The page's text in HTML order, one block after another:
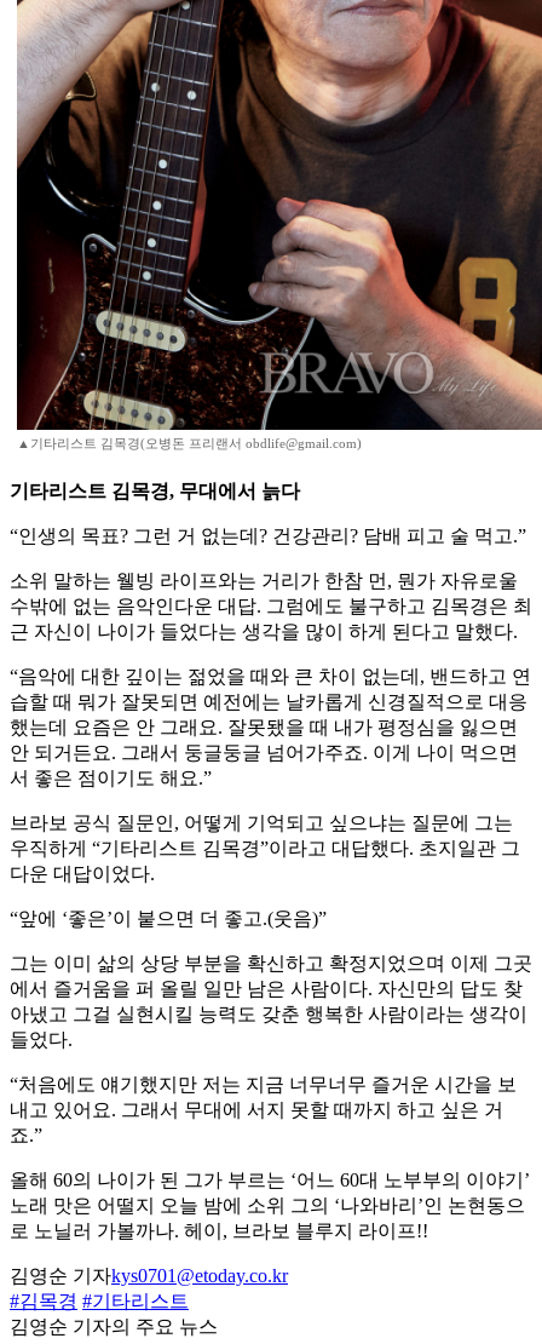
▲기타리스트 김목경(오병돈 프리랜서 obdlife@gmail.com)
기타리스트 김목경, 무대에서 늙다
“인생의 목표? 그런 거 없는데? 건강관리? 담배 피고 술 먹고.”
소위 말하는 웰빙 라이프와는 거리가 한참 먼, 뭔가 자유로울
수밖에 없는 음악인다운 대답. 그럼에도 불구하고 김목경은 최
근 자신이 나이가 들었다는 생각을 많이 하게 된다고 말했다.
“음악에 대한 깊이는 젊었을 때와 큰 차이 없는데, 밴드하고 연
습할 때 뭐가 잘못되면 예전에는 날카롭게 신경질적으로 대응
했는데 요즘은 안 그래요. 잘못됐을 때 내가 평정심을 잃으면
안 되거든요. 그래서 둥글둥글 넘어가주죠. 이게 나이 먹으면
서 좋은 점이기도 해요.”
브라보 공식 질문인, 어떻게 기억되고 싶으냐는 질문에 그는
우직하게 “기타리스트 김목경”이라고 대답했다. 초지일관 그
다운 대답이었다.
“앞에 ‘좋은’이 붙으면 더 좋고.(웃음)”
그는 이미 삶의 상당 부분을 확신하고 확정지었으며 이제 그곳
에서 즐거움을 퍼 올릴 일만 남은 사람이다. 자신만의 답도 찾
아냈고 그걸 실현시킬 능력도 갖춘 행복한 사람이라는 생각이
들었다.
“처음에도 얘기했지만 저는 지금 너무너무 즐거운 시간을 보
내고 있어요. 그래서 무대에 서지 못할 때까지 하고 싶은 거
죠.”
올해 60의 나이가 된 그가 부르는 ‘어느 60대 노부부의 이야기’
노래 맛은 어떨지 오늘 밤에 소위 그의 ‘나와바리’인 논현동으
로 노닐러 가볼까나. 헤이, 브라보 블루지 라이프!!
김영순 기자kys0701@etoday.co.kr
#김목경 #기타리스트
김영순 기자의 주요 뉴스